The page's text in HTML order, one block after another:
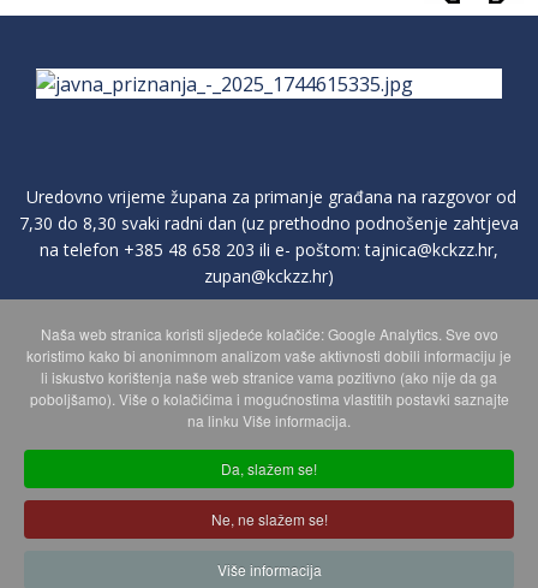
Uredovno vrijeme župana za primanje građana na razgovor od
7,30 do 8,30 svaki radni dan (uz prethodno podnošenje zahtjeva
na telefon +385 48 658 203 ili e- poštom:tajnica@kckzz.hr,
zupan@kckzz.hr)
POLITIKA ZAŠTITE PRIVATNOSTI OSOBNIH PODATAKA
MAPA WEBA
Copyright © 2026 Koprivničko - križevačka županija. Sva prava
zadržana.
© 2018 Your Company. Designed By
Naša web stranica koristi sljedeće kolačiće: Google Analytics. Sve ovo
koristimo kako bi anonimnom analizom vaše aktivnosti dobili informaciju je
li iskustvo korištenja naše web stranice vama pozitivno (ako nije da ga
poboljšamo). Više o kolačićima i mogućnostima vlastitih postavki saznajte
na linku Više informacija.
Da, slažem se!
Ne, ne slažem se!
Više informacija